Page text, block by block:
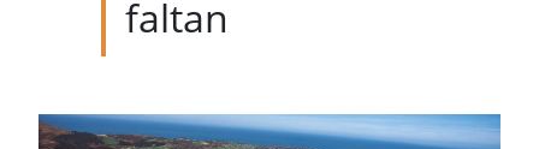
faltan